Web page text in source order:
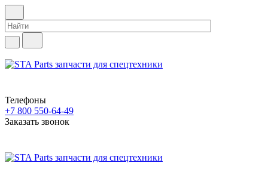
Телефоны
+7 800 550-64-49
Заказать звонок